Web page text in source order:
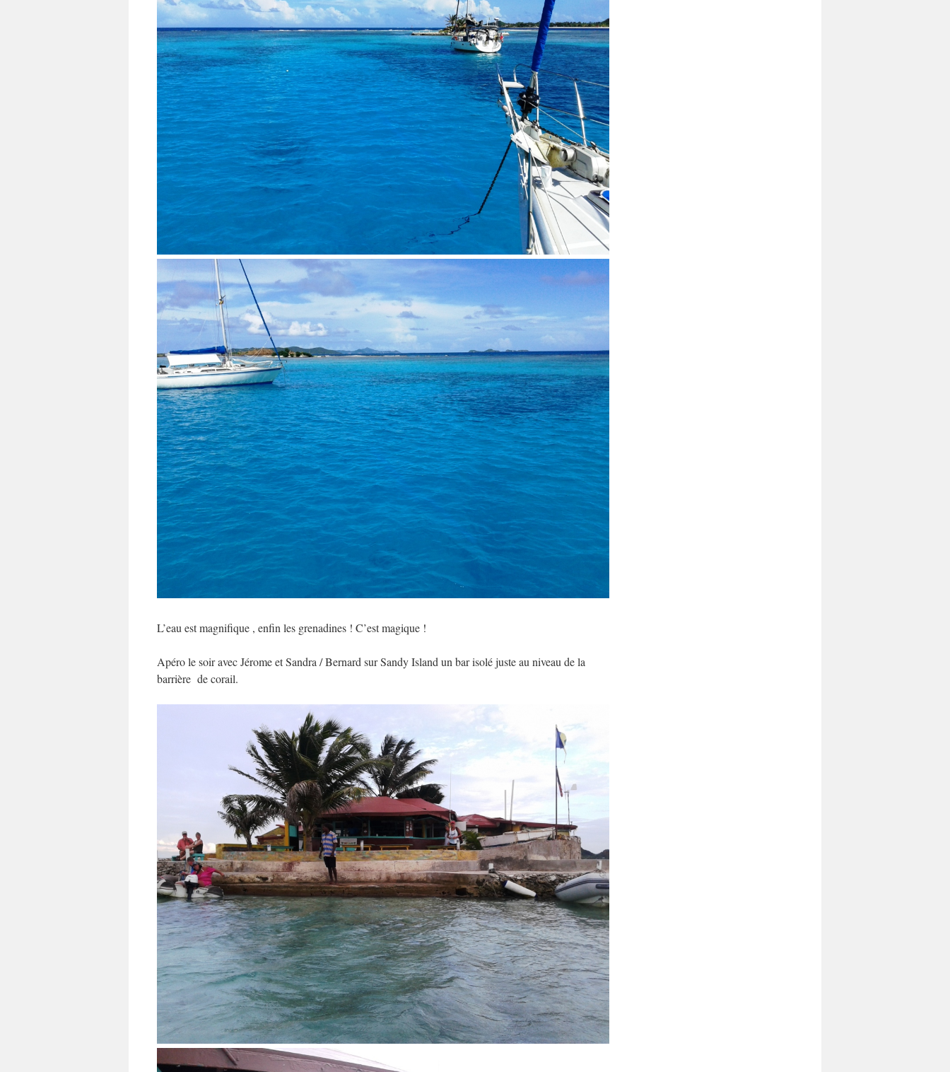
L’eau est magnifique , enfin les grenadines ! C’est magique !
Apéro le soir avec Jérome et Sandra / Bernard sur Sandy Island un bar isolé juste au niveau de la
barrière de corail.